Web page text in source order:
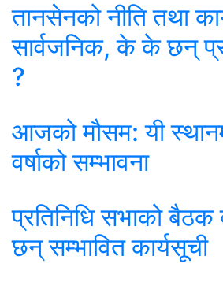
तानसेनको नीति तथा
सार्वजनिक, के के छन्
?
आजको मौसम: यी
वर्षाको सम्भावना
प्रतिनिधि सभाको बैठक
छन् सम्भावित कार्यसूची